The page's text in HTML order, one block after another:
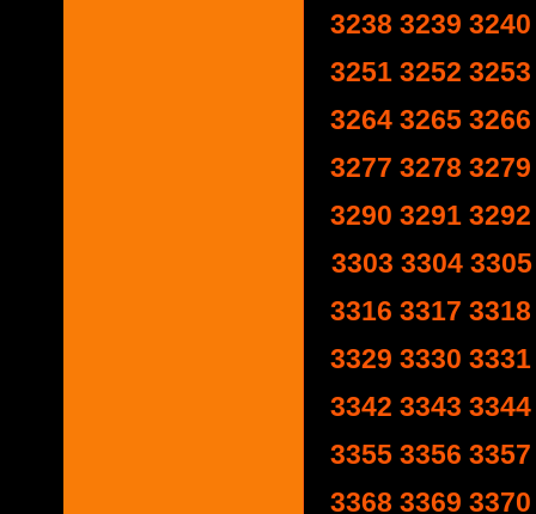
3238 3239 3240
3251 3252 3253
3264 3265 3266
3277 3278 3279
3290 3291 3292
3303 3304 3305
3316 3317 3318
3329 3330 3331
3342 3343 3344
3355 3356 3357
3368 3369 3370